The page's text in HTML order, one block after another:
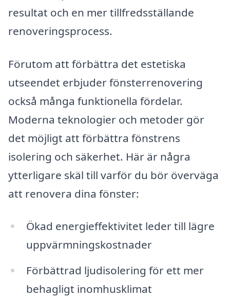
resultat och en mer tillfredsställande
renoveringsprocess.
Förutom att förbättra det estetiska
utseendet erbjuder fönsterrenovering
också många funktionella fördelar.
Moderna teknologier och metoder gör
det möjligt att förbättra fönstrens
isolering och säkerhet. Här är några
ytterligare skäl till varför du bör överväga
att renovera dina fönster:
Ökad energieffektivitet leder till lägre
uppvärmningskostnader
Förbättrad ljudisolering för ett mer
behagligt inomhusklimat